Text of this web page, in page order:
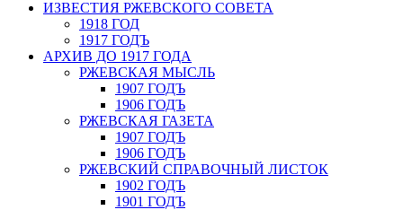
ИЗВЕСТИЯ РЖЕВСКОГО СОВЕТА
1918 ГОД
1917 ГОДЪ
АРХИВ ДО 1917 ГОДА
РЖЕВСКАЯ МЫСЛЬ
1907 ГОДЪ
1906 ГОДЪ
РЖЕВСКАЯ ГАЗЕТА
1907 ГОДЪ
1906 ГОДЪ
РЖЕВСКИЙ СПРАВОЧНЫЙ ЛИСТОК
1902 ГОДЪ
1901 ГОДЪ